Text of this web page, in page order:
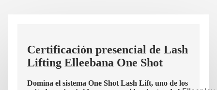
Certificación presencial de Lash
Lifting Elleebana One Shot
Domina el sistema One Shot Lash Lift, uno de los